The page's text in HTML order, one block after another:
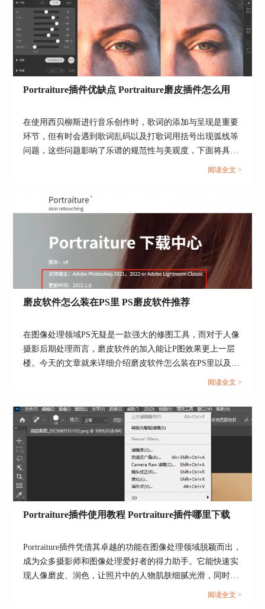
观察距离进行优化，使得小尺寸、近距离观看时，
照片保留更精致的皮肤细节纹理，或大尺寸、远距
离观看可以优化磨皮效果使得皮肤更加光滑细腻。
图3：均匀、平滑与纵向尺寸
度进行理解：第一，即各项参数的对比，对于参数
的对比，已经在上述内容中进行了详细介绍；第
二，即使用插件和不使用插件的对比；第三，即在
Portraiture插件内修图效果的对比。
1、使用插件和不使用插件的对比：在使用插件
时，我们很轻松地就可以完成如蒙版和磨皮
等各项
操作，同时通过参数进行细致的调节；不使用插件
时，不使用插件时，需手动用修补工具、画笔工具
证批量图片风格统一，整个过程比较复杂，耗时更
长，操作难度更大。
图4：是否使用插件
2、在Portraiture插件内修图效果的对比：在
调整后的实际效果，以此帮助我们更进一步地操
作，同时我们不仅可以上下对比图像，也可以如以
上图中进行左右对比。
Portraiture插件优缺点 Portraiture磨皮插件怎么用
在使用西贝柳斯进行音乐创作时，歌词的添加与呈现是重要
环节，但有时会遇到歌词乱码以及打歌词用括号出现弧线等
问题，这些问题影响了乐谱的规范性与美观度，下面将具体
讲解西贝柳斯歌词乱码是什么原因，西贝柳斯打歌词用括号
阅读全文 >
磨皮软件怎么装在PS里 PS磨皮软件推荐
在图像处理领域PS无疑是一款强大的修图工具，而对于人像
摄影后期处理而言，磨皮软件的加入能让P图效果更上一层
楼。今天的文章就来详细介绍磨皮软件怎么装在PS里以及PS
阅读全文 >
Portraiture插件使用教程 Portraiture插件哪里下载
Portraiture插件凭借其卓越的功能在图像处理领域脱颖而出，
成为众多摄影师和图像处理爱好者的得力助手。它能快速实
现人像磨皮、润色，让照片中的人物肌肤细腻光滑，同时保
留关键细节，大大提升人像照片的质量。本文将详细介绍
阅读全文 >